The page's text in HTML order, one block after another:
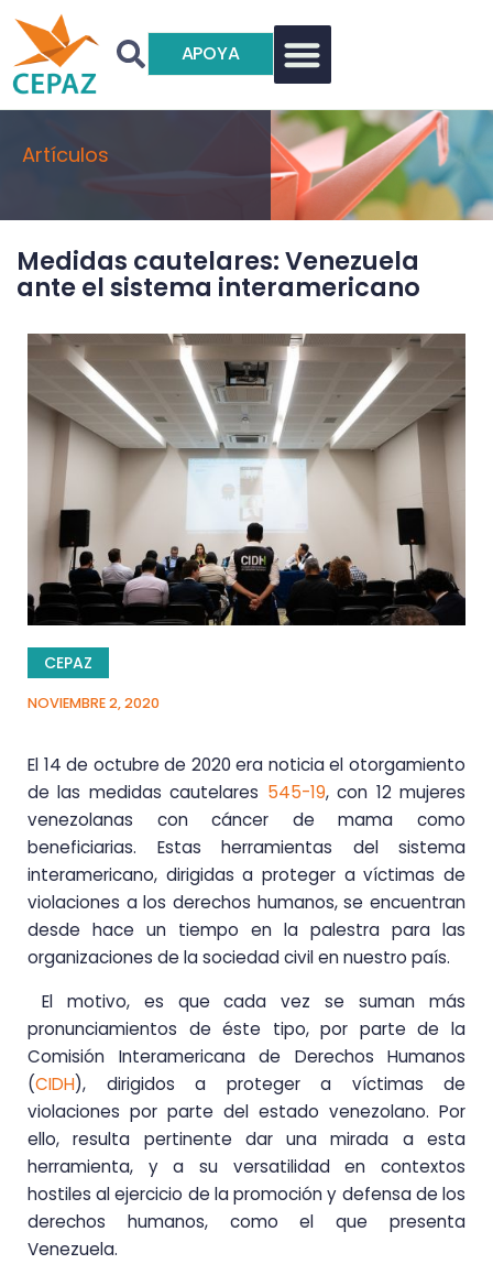
APOYA
Artículos
Medidas cautelares: Venezuela
ante el sistema interamericano
CEPAZ
NOVIEMBRE 2, 2020
El 14 de octubre de 2020 era noticia el otorgamiento
de las medidas cautelares 545-19, con 12 mujeres
venezolanas con cáncer de mama como
beneficiarias. Estas herramientas del sistema
interamericano, dirigidas a proteger a víctimas de
violaciones a los derechos humanos, se encuentran
desde hace un tiempo en la palestra para las
organizaciones de la sociedad civil en nuestro país.
El motivo, es que cada vez se suman más
pronunciamientos de éste tipo, por parte de la
Comisión Interamericana de Derechos Humanos
(CIDH), dirigidos a proteger a víctimas de
violaciones por parte del estado venezolano. Por
ello, resulta pertinente dar una mirada a esta
herramienta, y a su versatilidad en contextos
hostiles al ejercicio de la promoción y defensa de los
derechos humanos, como el que presenta
Venezuela.